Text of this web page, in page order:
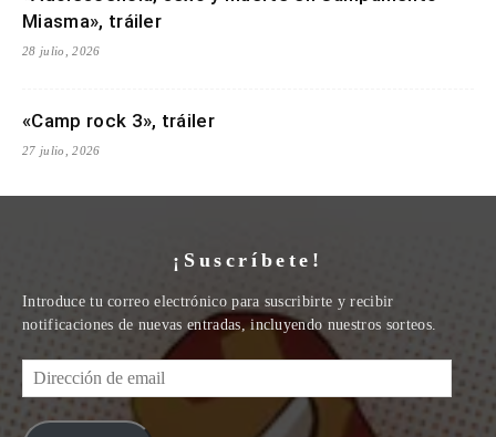
Miasma», tráiler
28 julio, 2026
«Camp rock 3», tráiler
27 julio, 2026
¡Suscríbete!
Introduce tu correo electrónico para suscribirte y recibir
notificaciones de nuevas entradas, incluyendo nuestros sorteos.
Dirección
de
email